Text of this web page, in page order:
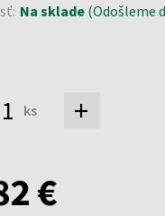
Na sklade(Odošleme
ks +
€